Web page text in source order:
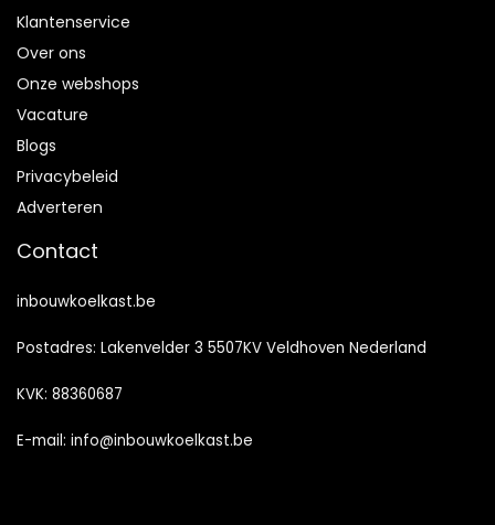
Klantenservice
Over ons
Onze webshops
Vacature
Blogs
Privacybeleid
Adverteren
Contact
inbouwkoelkast.be
Postadres: Lakenvelder 3 5507KV Veldhoven Nederland
KVK: 88360687
E-mail: info@inbouwkoelkast.be